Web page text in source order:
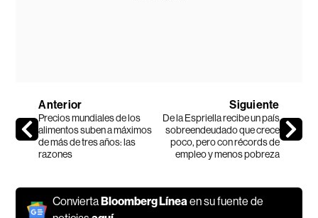
Anterior
Precios mundiales de los
alimentos suben a máximos
de más de tres años: las
razones
Siguiente
De la Espriella recibe un país
sobreendeudado que crece
poco, pero con récords de
empleo y menos pobreza
ConviertaBloomberg Línea en su fuente de